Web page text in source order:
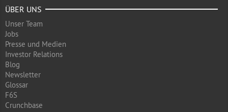
ÜBER UNS
Unser Team
Jobs
Presse und Medien
Investor Relations
Blog
Newsletter
Glossar
F6S
Crunchbase